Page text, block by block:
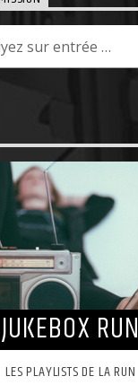
JUKEBOX RUN
LES PLAYLISTS DE LA RUN